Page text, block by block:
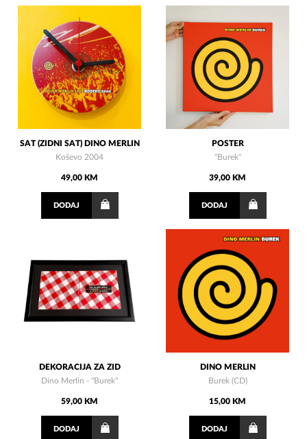
SAT (ZIDNI SAT) DINO MERLIN
Koševo 2004
49,00 KM
DODAJ
POSTER
''Burek''
39,00 KM
DODAJ
DEKORACIJA ZA ZID
Dino Merlin - "Burek"
59,00 KM
DODAJ
DINO MERLIN
Burek (CD)
15,00 KM
DODAJ